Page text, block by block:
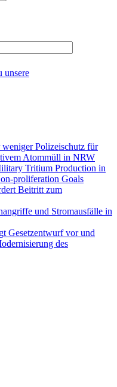
unsere
Polizeischutz für
Atommüll in NRW
Tritium Production in
proliferation Goals
Beitritt zum
und Stromausfälle in
Gesetzentwurf vor und
des